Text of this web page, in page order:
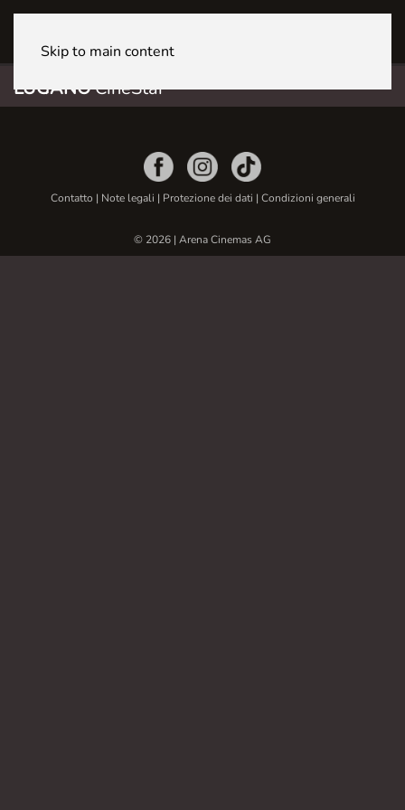
Skip to main content
LUGANOCineStar
Contatto | Note legali | Protezione dei dati | Condizioni generali
© 2026 | Arena Cinemas AG